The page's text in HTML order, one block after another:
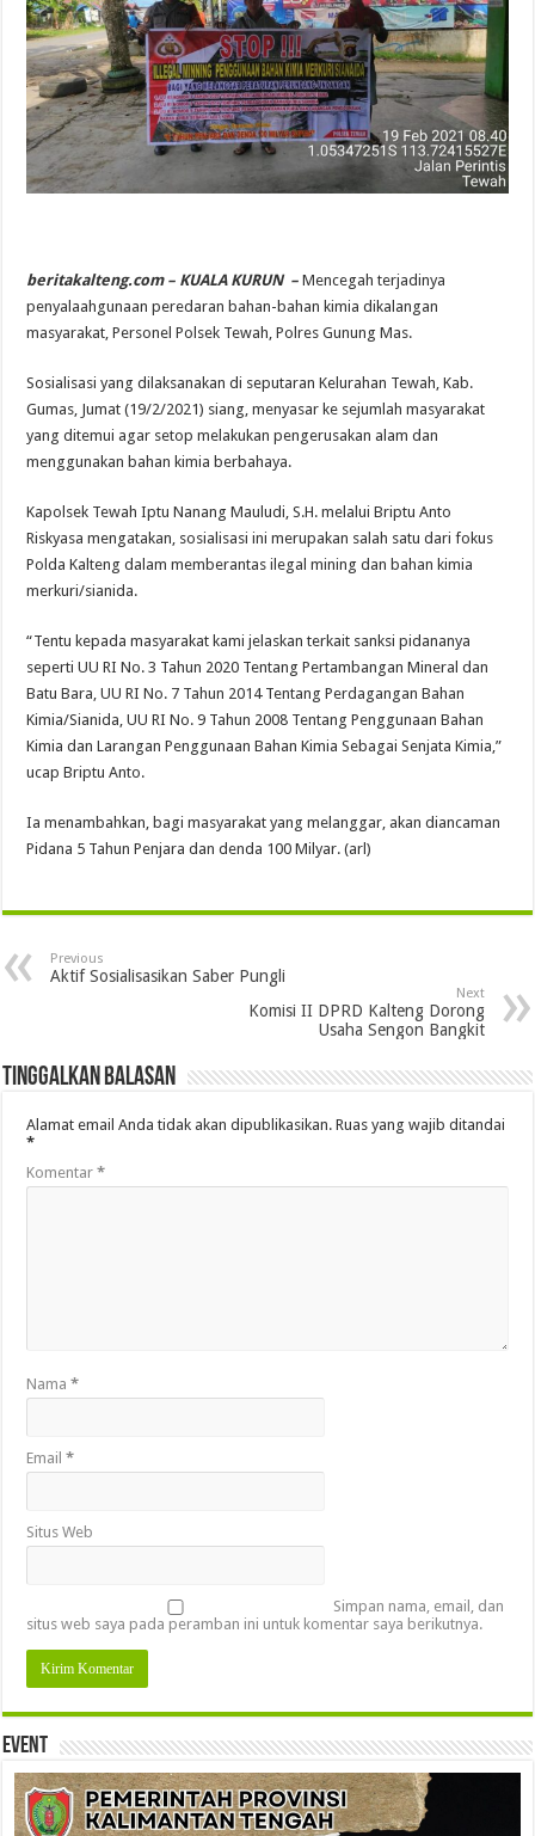
beritakalteng.com – KUALA KURUN – Mencegah terjadinya
penyalaahgunaan peredaran bahan-bahan kimia dikalangan
masyarakat, Personel Polsek Tewah, Polres Gunung Mas.
Sosialisasi yang dilaksanakan di seputaran Kelurahan Tewah, Kab.
Gumas, Jumat (19/2/2021) siang, menyasar ke sejumlah masyarakat
yang ditemui agar setop melakukan pengerusakan alam dan
menggunakan bahan kimia berbahaya.
Kapolsek Tewah Iptu Nanang Mauludi, S.H. melalui Briptu Anto
Riskyasa mengatakan, sosialisasi ini merupakan salah satu dari fokus
Polda Kalteng dalam memberantas ilegal mining dan bahan kimia
merkuri/sianida.
“Tentu kepada masyarakat kami jelaskan terkait sanksi pidananya
seperti UU RI No. 3 Tahun 2020 Tentang Pertambangan Mineral dan
Batu Bara, UU RI No. 7 Tahun 2014 Tentang Perdagangan Bahan
Kimia/Sianida, UU RI No. 9 Tahun 2008 Tentang Penggunaan Bahan
Kimia dan Larangan Penggunaan Bahan Kimia Sebagai Senjata Kimia,”
ucap Briptu Anto.
Ia menambahkan, bagi masyarakat yang melanggar, akan diancaman
Pidana 5 Tahun Penjara dan denda 100 Milyar. (arl)
Previous
Aktif Sosialisasikan Saber Pungli
Next
Komisi II DPRD Kalteng Dorong
Usaha Sengon Bangkit
Tinggalkan Balasan
Alamat email Anda tidak akan dipublikasikan. Ruas yang wajib ditandai
*
Komentar*
Nama*
Email*
Situs Web
Simpan nama, email, dan
situs web saya pada peramban ini untuk komentar saya berikutnya.
Event